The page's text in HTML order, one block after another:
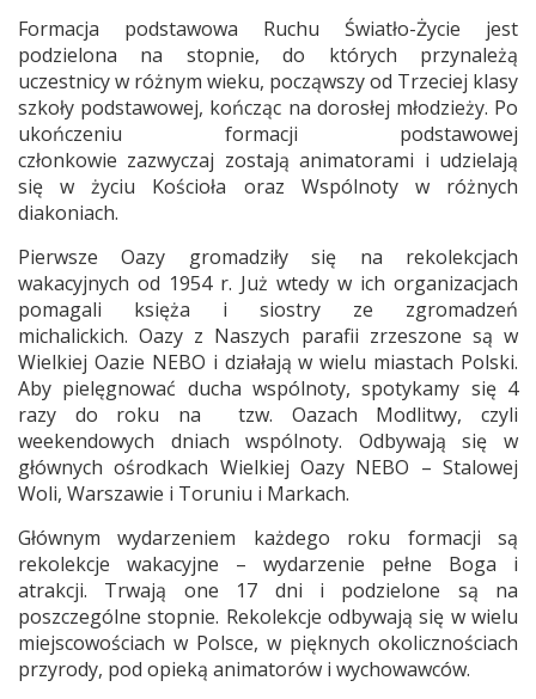
Formacja podstawowa Ruchu Światło-Życie jest
podzielona na stopnie, do których przynależą
uczestnicy w różnym wieku, począwszy od Trzeciej klasy
szkoły podstawowej, kończąc na dorosłej młodzieży. Po
ukończeniu formacji podstawowej
członkowie zazwyczaj zostają animatorami i udzielają
się w życiu Kościoła oraz Wspólnoty w różnych
diakoniach.
Pierwsze Oazy gromadziły się na rekolekcjach
wakacyjnych od 1954 r. Już wtedy w ich organizacjach
pomagali księża i siostry ze zgromadzeń
michalickich. Oazy z Naszych parafii zrzeszone są w
Wielkiej Oazie NEBO i działają w wielu miastach Polski.
Aby pielęgnować ducha wspólnoty, spotykamy się 4
razy do roku na tzw. Oazach Modlitwy, czyli
weekendowych dniach wspólnoty. Odbywają się w
głównych ośrodkach Wielkiej Oazy NEBO – Stalowej
Woli, Warszawie i Toruniu i Markach.
Głównym wydarzeniem każdego roku formacji są
rekolekcje wakacyjne – wydarzenie pełne Boga i
atrakcji. Trwają one 17 dni i podzielone są na
poszczególne stopnie. Rekolekcje odbywają się w wielu
miejscowościach w Polsce, w pięknych okolicznościach
przyrody, pod opieką animatorów i wychowawców.